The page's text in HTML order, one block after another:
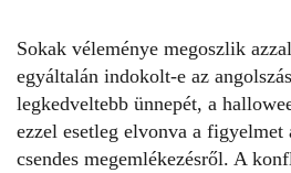
Sokak véleménye megoszlik
egyáltalán indokolt-e az
legkedveltebb ünnepét, a
ezzel esetleg elvonva a
csendes megemlékezésről. A